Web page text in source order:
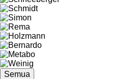
Semua